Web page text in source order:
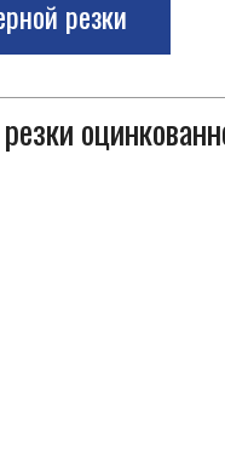
резки